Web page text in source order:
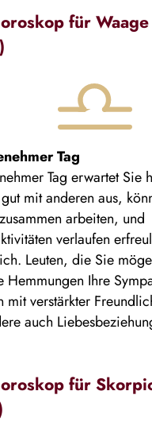
für
Tag
Tag erwartet Sie
mit anderen aus,
arbeiten, und
verlaufen
Leuten, die Sie
Hemmungen Ihre
mit verstärkter
auch
für